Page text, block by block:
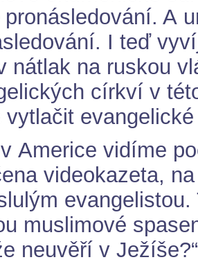
A
I teď
nátlak na ruskou
církví v
vytlačit
Americe vidíme
videokazeta,
muslimové
neuvěří v Ježíše?“